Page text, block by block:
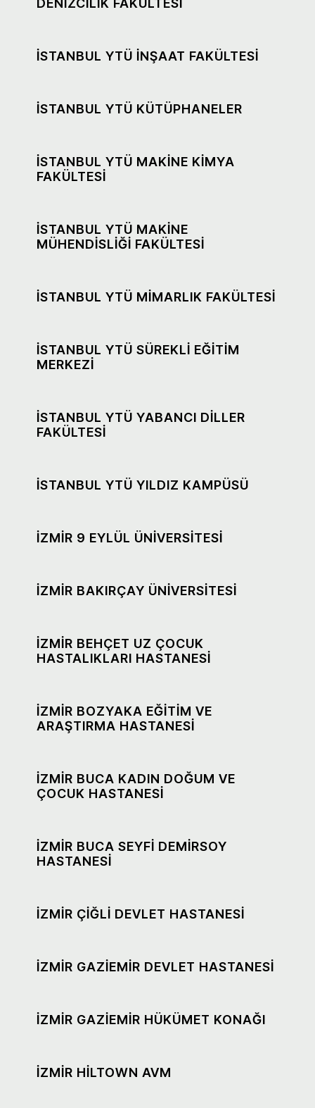
DENİZCİLİK FAKÜLTESİ
İSTANBUL YTÜ İNŞAAT FAKÜLTESİ
İSTANBUL YTÜ KÜTÜPHANELER
İSTANBUL YTÜ MAKİNE KİMYA
FAKÜLTESİ
İSTANBUL YTÜ MAKİNE
MÜHENDİSLİĞİ FAKÜLTESİ
İSTANBUL YTÜ MİMARLIK FAKÜLTESİ
İSTANBUL YTÜ SÜREKLİ EĞİTİM
MERKEZİ
İSTANBUL YTÜ YABANCI DİLLER
FAKÜLTESİ
İSTANBUL YTÜ YILDIZ KAMPÜSÜ
İZMİR 9 EYLÜL ÜNİVERSİTESİ
İZMİR BAKIRÇAY ÜNİVERSİTESİ
İZMİR BEHÇET UZ ÇOCUK
HASTALIKLARI HASTANESİ
İZMİR BOZYAKA EĞİTİM VE
ARAŞTIRMA HASTANESİ
İZMİR BUCA KADIN DOĞUM VE
ÇOCUK HASTANESİ
İZMİR BUCA SEYFİ DEMİRSOY
HASTANESİ
İZMİR ÇİĞLİ DEVLET HASTANESİ
İZMİR GAZİEMİR DEVLET HASTANESİ
İZMİR GAZİEMİR HÜKÜMET KONAĞI
İZMİR HİLTOWN AVM